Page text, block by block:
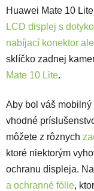
Huawei Mate 10
LCD displej s
nabíjací konektor
sklíčko zadnej
Mate 10 Lite.
Aby bol váš
vhodné
môžete z rôznych
ktoré niektorým
ochranu displeja.
a ochranné fólie,